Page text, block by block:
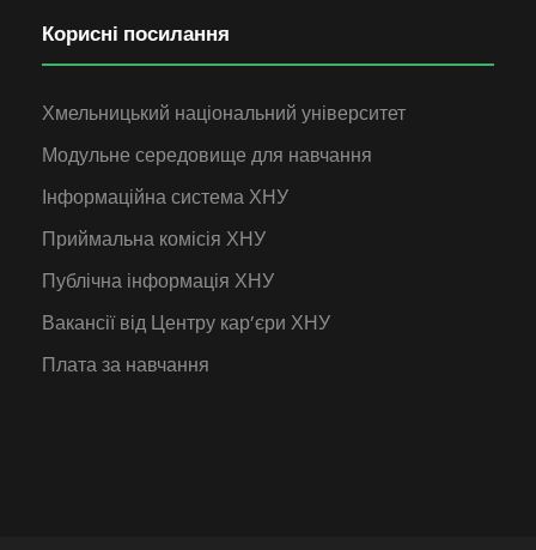
Корисні посилання
Хмельницький національний університет
Модульне середовище для навчання
Інформаційна система ХНУ
Приймальна комісія ХНУ
Публічна інформація ХНУ
Вакансії від Центру кар’єри ХНУ
Плата за навчання